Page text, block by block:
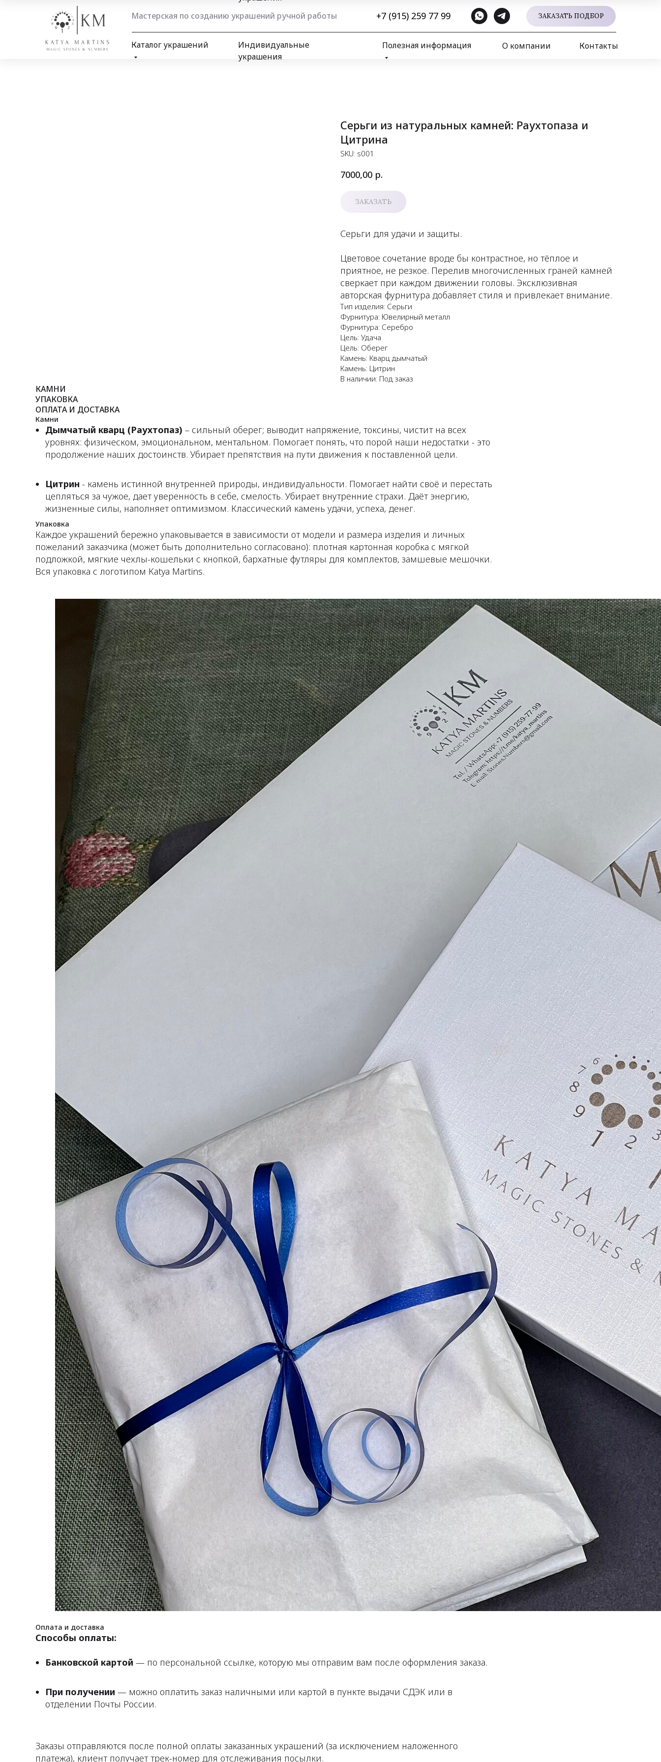
Каталог украшений
Индивидуальные
украшения
Полезная информация О компании Контакты
+7 (915) 259 77 99
Мастерская по созданию украшений ручной работы ЗАКАЗАТЬ ПОДБОР
Серьги из натуральных камней: Раухтопаза и
Цитрина
SKU: s001
7000,00 р.
ЗАКАЗАТЬ
Серьги для удачи и защиты.
Цветовое сочетание вроде бы контрастное, но тёплое и
приятное, не резкое. Перелив многочисленных граней камней
сверкает при каждом движении головы. Эксклюзивная
авторская фурнитура добавляет стиля и привлекает внимание.
Тип изделия: Серьги
Фурнитура: Ювелирный металл
Фурнитура: Серебро
Цель: Удача
Цель: Оберег
Камень: Кварц дымчатый
Камень: Цитрин
В наличии: Под заказ
КАМНИ
УПАКОВКА
ОПЛАТА И ДОСТАВКА
Камни
Дымчатый кварц (Раухтопаз) – сильный оберег; выводит напряжение, токсины, чистит на всех
уровнях: физическом, эмоциональном, ментальном. Помогает понять, что порой наши недостатки - это
продолжение наших достоинств. Убирает препятствия на пути движения к поставленной цели.
Цитрин - камень истинной внутренней природы, индивидуальности. Помогает найти своё и перестать
цепляться за чужое, дает уверенность в себе, смелость. Убирает внутренние страхи. Даёт энергию,
жизненные силы, наполняет оптимизмом. Классический камень удачи, успеха, денег.
Упаковка
Каждое украшений бережно упаковывается в зависимости от модели и размера изделия и личных
пожеланий заказчика (может быть дополнительно согласовано): плотная картонная коробка с мягкой
подложкой, мягкие чехлы-кошельки с кнопкой, бархатные футляры для комплектов, замшевые мешочки.
Вся упаковка с логотипом Katya Martins.
Оплата и доставка
Способы оплаты:
Банковской картой — по персональной ссылке, которую мы отправим вам после оформления заказа.
При получении — можно оплатить заказ наличными или картой в пункте выдачи СДЭК или в
отделении Почты России.
Заказы отправляются после полной оплаты заказанных украшений (за исключением наложенного
платежа), клиент получает трек-номер для отслеживания посылки.